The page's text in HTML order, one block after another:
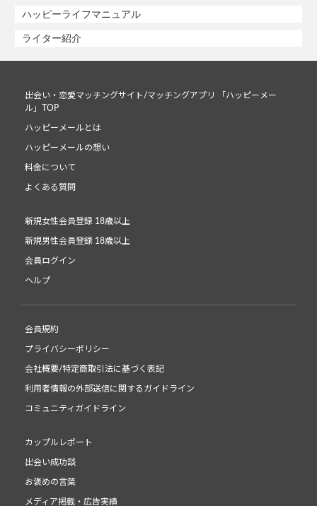
ハッピーライフマニュアル
ライター紹介
出会い・恋愛マッチングサイト/マッチングアプリ 「ハッピーメー
ル」TOP
ハッピーメールとは
ハッピーメールの想い
料金について
よくある質問
新規女性会員登録 18歳以上
新規男性会員登録 18歳以上
会員ログイン
ヘルプ
会員規約
プライバシーポリシー
会社概要/特定商取引法に基づく表記
利用者情報の外部送信に関するガイドライン
コミュニティガイドライン
カップルレポート
出会い成功談
お褒めの言葉
メディア掲載・広告実績